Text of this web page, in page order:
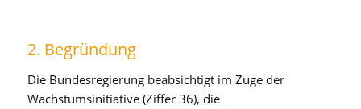
2. Begründung
Die Bundesregierung beabsichtigt im Zuge der
Wachstumsinitiative (Ziffer 36), die